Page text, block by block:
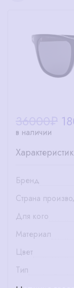
в наличии
Бренд
Страна
Для кого
Материал
Цвет
Тип